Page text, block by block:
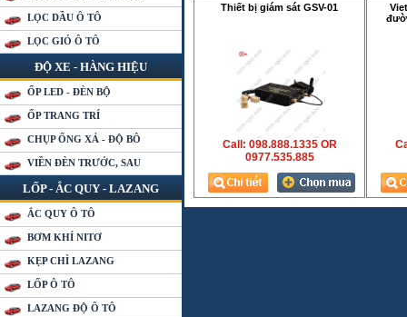
LỌC DẦU Ô TÔ
LỌC GIÓ Ô TÔ
ĐỘ XE - HÀNG HIỆU
ỐP LED - ĐÈN BỘ
ỐP TRANG TRÍ
CHỤP ỐNG XẢ - ĐỘ BÔ
VIỀN ĐÈN TRƯỚC, SAU
LỐP - ẮC QUY - LAZANG
ẮC QUY Ô TÔ
BƠM KHÍ NITƠ
KẸP CHÌ LAZANG
LỐP Ô TÔ
LAZANG ĐỘ Ô TÔ
Thiết bị giám sát GSV-01
Call: 098.888.1335 OR
0977.535.885